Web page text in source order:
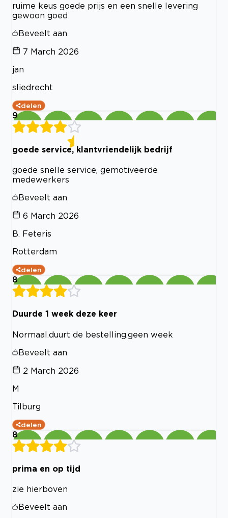
ruime keus goede prijs en een snelle levering
gewoon goed
Beveelt aan
7 March 2026
jan
sliedrecht
delen
9
goede service, klantvriendelijk bedrijf
goede snelle service, gemotiveerde
medewerkers
Beveelt aan
6 March 2026
B. Feteris
Rotterdam
delen
8
Duurde 1 week deze keer
Normaal.duurt de bestelling.geen week
Beveelt aan
2 March 2026
M
Tilburg
delen
8
prima en op tijd
zie hierboven
Beveelt aan